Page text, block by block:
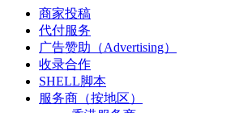
商家投稿
代付服务
广告赞助（Advertising）
收录合作
SHELL脚本
服务商（按地区）